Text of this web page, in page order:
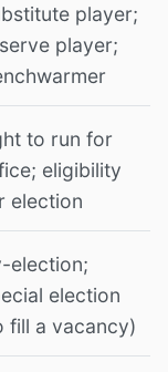
player;
player;
to run for
eligibility
election
election;
election
fill a vacancy)